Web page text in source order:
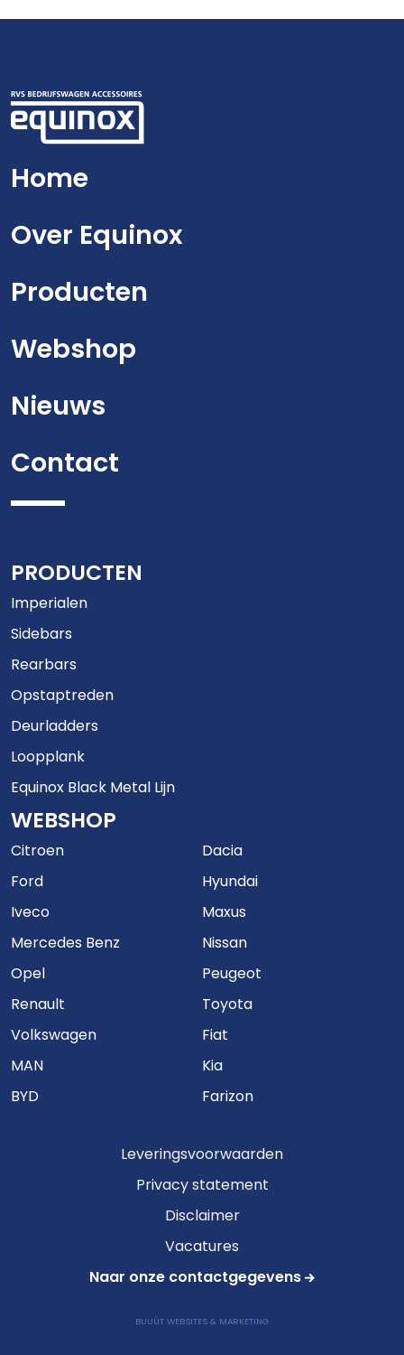
Home
Over Equinox
Producten
Webshop
Nieuws
Contact
PRODUCTEN
Imperialen
Sidebars
Rearbars
Opstaptreden
Deurladders
Loopplank
Equinox Black Metal Lijn
WEBSHOP
Citroen
Dacia
Ford
Hyundai
Iveco
Maxus
Mercedes Benz
Nissan
Opel
Peugeot
Renault
Toyota
Volkswagen
Fiat
MAN
Kia
BYD
Farizon
Leveringsvoorwaarden
Privacy statement
Disclaimer
Vacatures
Naar onze contactgegevens
BUUÚT WEBSITES & MARKETING